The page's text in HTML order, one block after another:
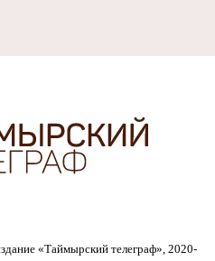
«Таймырский телеграф», 2020-